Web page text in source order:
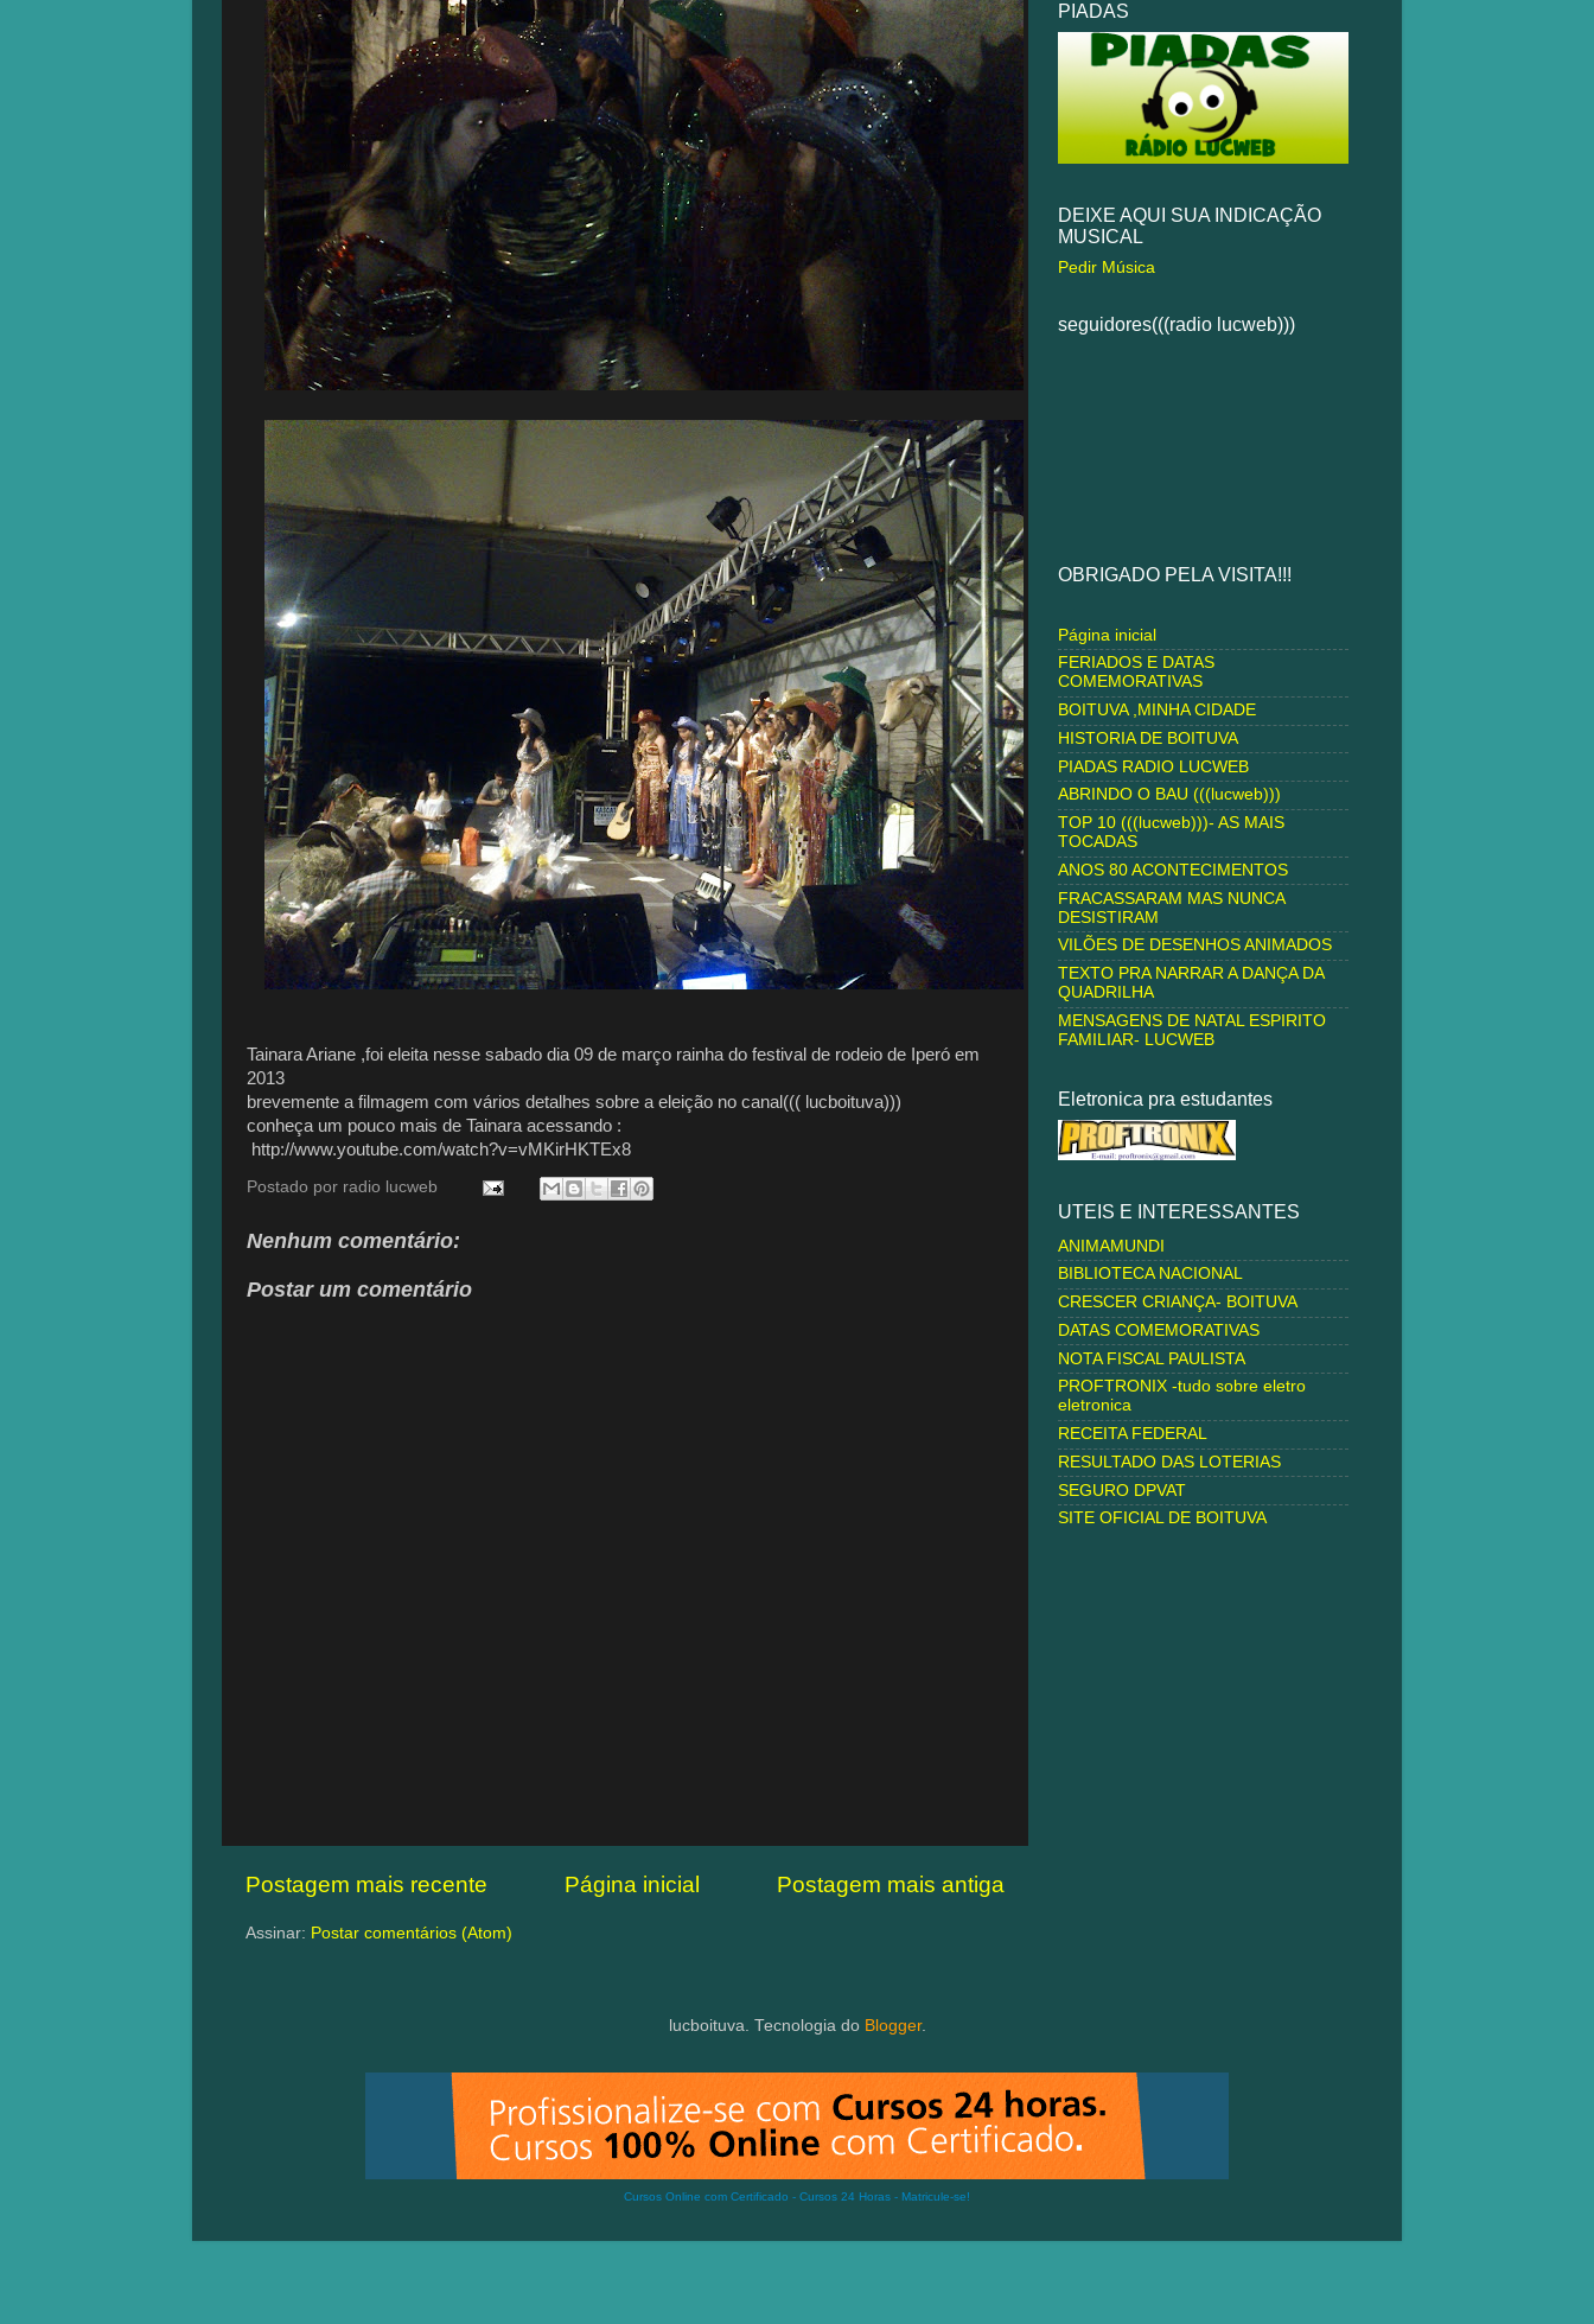
Tainara Ariane ,foi eleita nesse sabado dia 09 de março rainha do festival de rodeio de Iperó em
2013
brevemente a filmagem com vários detalhes sobre a eleição no canal((( lucboituva)))
conheça um pouco mais de Tainara acessando :
http://www.youtube.com/watch?v=vMKirHKTEx8
Postado por radio lucweb
Nenhum comentário:
Postar um comentário
Postagem mais recente Postagem mais antiga
Página inicial
Assinar: Postar comentários (Atom)
PIADAS
DEIXE AQUI SUA INDICAÇÃO
MUSICAL
Pedir Música
seguidores(((radio lucweb)))
OBRIGADO PELA VISITA!!!
Página inicial
FERIADOS E DATAS
COMEMORATIVAS
BOITUVA ,MINHA CIDADE
HISTORIA DE BOITUVA
PIADAS RADIO LUCWEB
ABRINDO O BAU (((lucweb)))
TOP 10 (((lucweb)))- AS MAIS
TOCADAS
ANOS 80 ACONTECIMENTOS
FRACASSARAM MAS NUNCA
DESISTIRAM
VILÕES DE DESENHOS ANIMADOS
TEXTO PRA NARRAR A DANÇA DA
QUADRILHA
MENSAGENS DE NATAL ESPIRITO
FAMILIAR- LUCWEB
Eletronica pra estudantes
UTEIS E INTERESSANTES
ANIMAMUNDI
BIBLIOTECA NACIONAL
CRESCER CRIANÇA- BOITUVA
DATAS COMEMORATIVAS
NOTA FISCAL PAULISTA
PROFTRONIX -tudo sobre eletro
eletronica
RECEITA FEDERAL
RESULTADO DAS LOTERIAS
SEGURO DPVAT
SITE OFICIAL DE BOITUVA
lucboituva. Tecnologia do Blogger.
Cursos Online com Certificado - Cursos 24 Horas - Matricule-se!